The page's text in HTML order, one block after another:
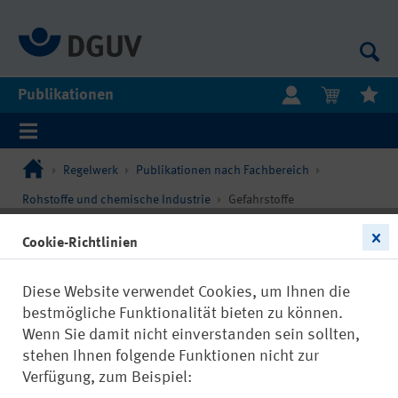
Publikationen
Regelwerk Publikationen nach Fachbereich
Rohstoffe und chemische Industrie Gefahrstoffe
Cookie-Richtlinien
Diese Website verwendet Cookies, um Ihnen die
bestmögliche Funktionalität bieten zu können.
Wenn Sie damit nicht einverstanden sein sollten,
stehen Ihnen folgende Funktionen nicht zur
Verfügung, zum Beispiel: